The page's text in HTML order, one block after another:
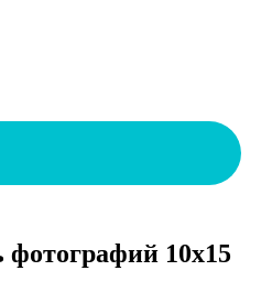
фотографий 10х15